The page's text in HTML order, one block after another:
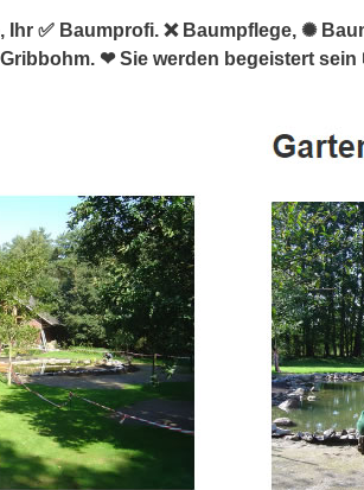
Ihr ✅ Baumprofi. ❌ Baumpflege, ✺
❤ Sie werden begeistert